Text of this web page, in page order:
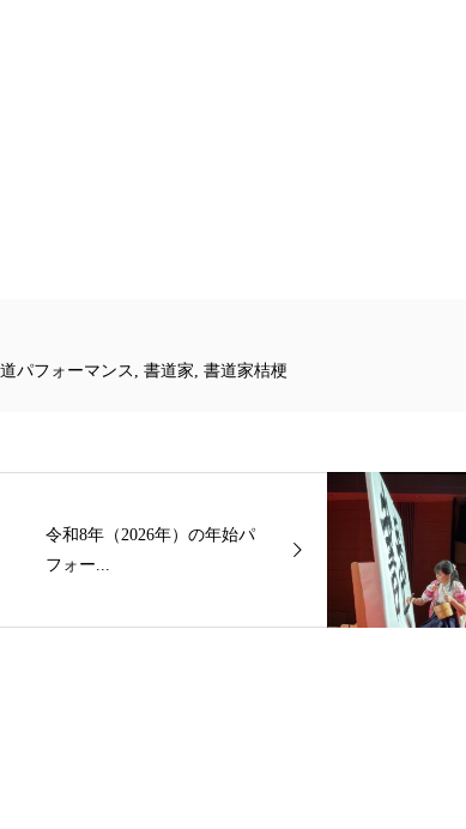
パフォーマンス 書道家 書道家桔梗
令和8年（2026年）の年始パ
フォー...